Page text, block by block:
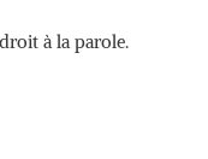
à la parole.